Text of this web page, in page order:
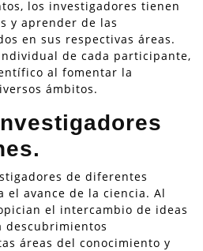
los investigadores tienen
y aprender de las
en sus respectivas áreas.
de cada participante,
al fomentar la
ámbitos.
de diferentes
avance de la ciencia. Al
el intercambio de ideas
descubrimientos
áreas del conocimiento y